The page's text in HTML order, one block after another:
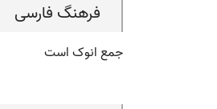
فرهنگ فارسی
جمع انوک است